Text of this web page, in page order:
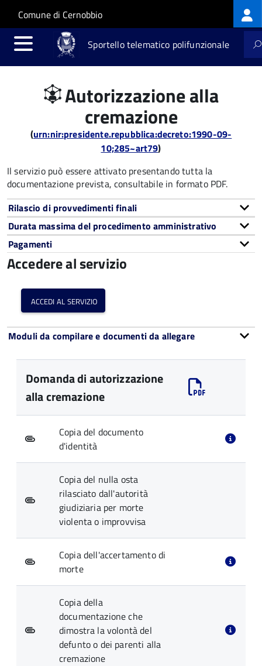
Salta al contenuto principale
Skip to site navigation
Comune di Cernobbio
Sportello telematico polifunzionale
Autorizzazione alla
cremazione
(urn:nir:presidente.repubblica:decreto:1990-09-
10;285~art79)
Il servizio può essere attivato presentando tutta la
documentazione prevista, consultabile in formato PDF.
Rilascio di provvedimenti finali
Durata massima del procedimento amministrativo
Pagamenti
Accedere al servizio
accedi al servizio
Moduli da compilare e documenti da allegare
Domanda di autorizzazione
alla cremazione
Copia del documento
d'identità
Copia del nulla osta
rilasciato dall'autorità
giudiziaria per morte
violenta o improvvisa
Copia dell'accertamento di
morte
Copia della
documentazione che
dimostra la volontà del
defunto o dei parenti alla
cremazione